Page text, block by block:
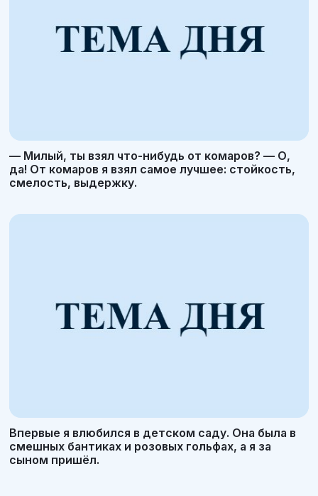
— Милый, ты взял что-нибудь от комаров? — О,
да! От комаров я взял самое лучшее: стойкость,
смелость, выдержку.
Впервые я влюбился в детском саду. Она была в
смешных бантиках и розовых гольфах, а я за
сыном пришёл.